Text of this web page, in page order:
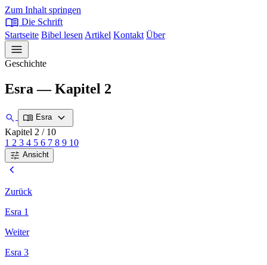
Zum Inhalt springen
menu_book Die Schrift
Startseite Bibel lesen Artikel Kontakt Über
menu
Geschichte
Esra — Kapitel 2
search menu_book Esra expand_more
Kapitel 2 / 10
1 2 3 4 5 6 7 8 9 10
tune Ansicht
chevron_left
Zurück
Esra 1
Weiter
Esra 3